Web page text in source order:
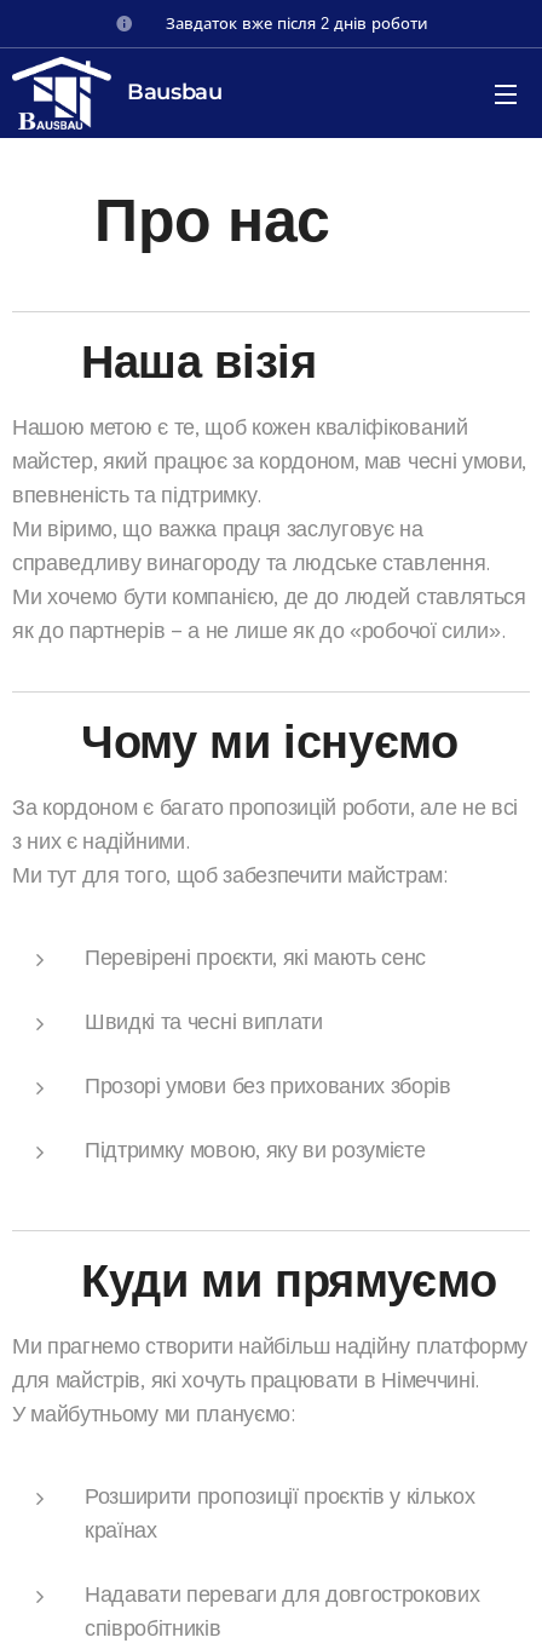
💵 Завдаток вже після 2 днів роботи
Bausbau
Про нас
💡 Наша візія
Нашою метою є те, щоб кожен кваліфікований
майстер, який працює за кордоном, мав чесні умови,
впевненість та підтримку.
Ми віримо, що важка праця заслуговує на
справедливу винагороду та людське ставлення.
Ми хочемо бути компанією, де до людей ставляться
як до партнерів – а не лише як до «робочої сили».
🤝 Чому ми існуємо
За кордоном є багато пропозицій роботи, але не всі
з них є надійними.
Ми тут для того, щоб забезпечити майстрам:
Перевірені проєкти, які мають сенс
Швидкі та чесні виплати
Прозорі умови без прихованих зборів
Підтримку мовою, яку ви розумієте
🚀 Куди ми прямуємо
Ми прагнемо створити найбільш надійну платформу
для майстрів, які хочуть працювати в Німеччині.
У майбутньому ми плануємо:
Розширити пропозиції проєктів у кількох
країнах
Надавати переваги для довгострокових
співробітників